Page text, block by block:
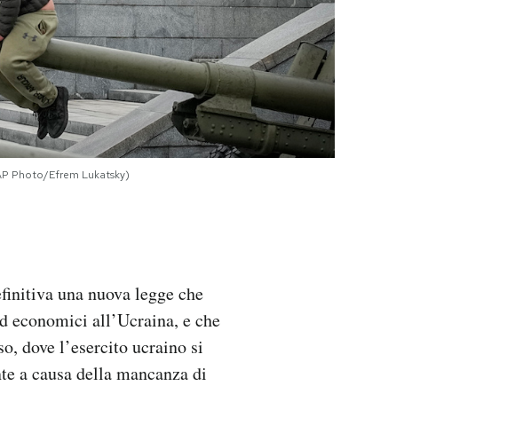
Photo/Efrem Lukatsky)
una nuova legge che
all’Ucraina, e che
dove l’esercito ucraino si
a causa della mancanza di